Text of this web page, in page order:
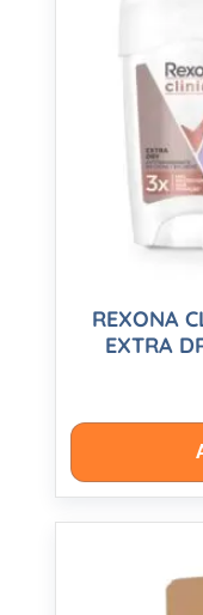
REXONA
EXTRA